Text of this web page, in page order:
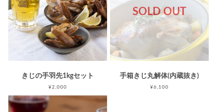
きじの手羽先1kgセット
¥2,000
SOLD OUT
手箱きじ丸解体(内蔵抜き)
¥6,100